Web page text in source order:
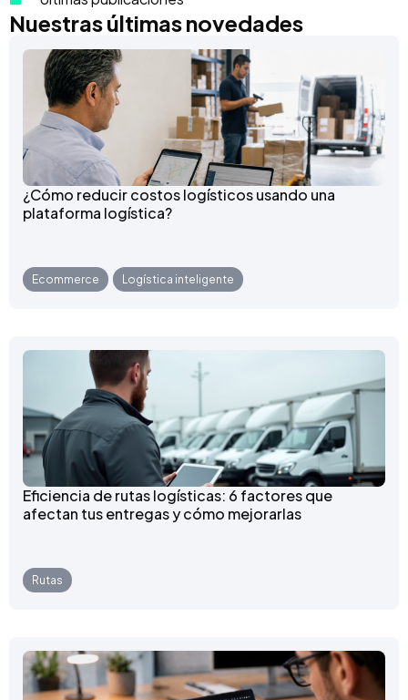
Nuestras últimas novedades
¿Cómo reducir costos logísticos usando una
plataforma logística?
Ecommerce Logística inteligente
Eficiencia de rutas logísticas: 6 factores que
afectan tus entregas y cómo mejorarlas
Rutas